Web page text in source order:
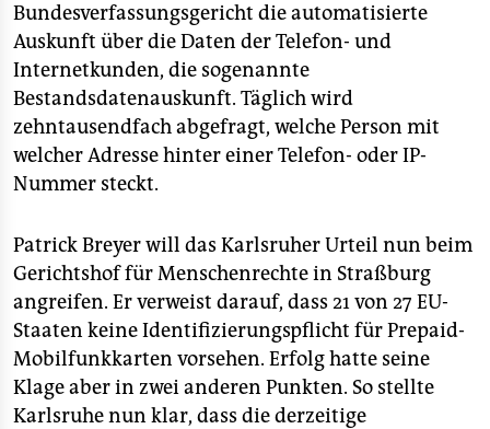
Bundesverfassungsgericht die automatisierte
Auskunft über die Daten der Telefon- und
Internetkunden, die sogenannte
Bestandsdatenauskunft. Täglich wird
zehntausendfach abgefragt, welche Person mit
welcher Adresse hinter einer Telefon- oder IP-
Nummer steckt.
Patrick Breyer will das Karlsruher Urteil nun beim
Gerichtshof für Menschenrechte in Straßburg
angreifen. Er verweist darauf, dass 21 von 27 EU-
Staaten keine Identifizierungspflicht für Prepaid-
Mobilfunkkarten vorsehen. Erfolg hatte seine
Klage aber in zwei anderen Punkten. So stellte
Karlsruhe nun klar, dass die derzeitige